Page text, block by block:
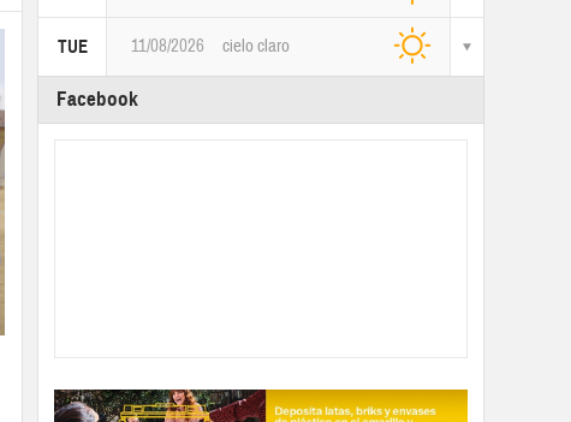
TUE 11/08/2026 cielo claro
Facebook